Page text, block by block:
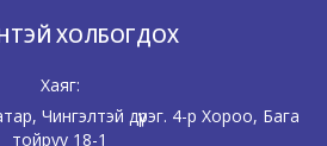
ХОЛБОГДОХ
Хаяг:
Чингэлтэй дүүрэг. 4-р Хороо, Бага
тойруу 18-1